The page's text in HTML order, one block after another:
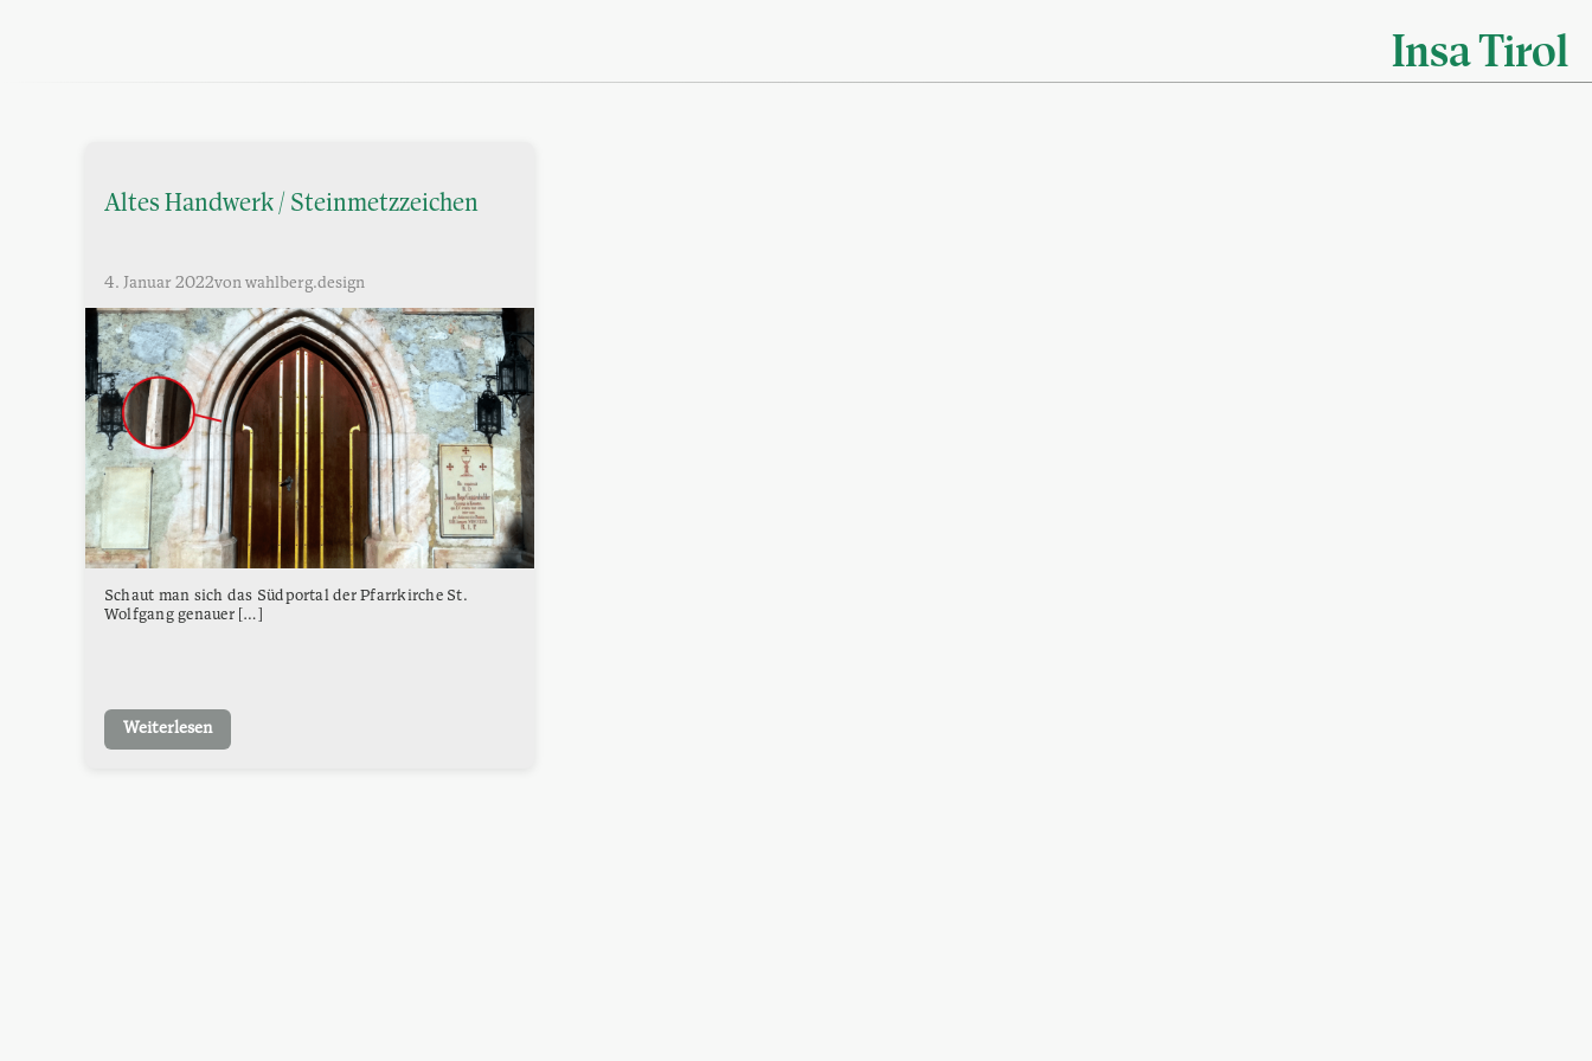
Insa Tirol
Altes Handwerk / Steinmetzzeichen
4. Januar 2022von wahlberg.design
Schaut man sich das Südportal der Pfarrkirche St.
Wolfgang genauer […]
Weiterlesen